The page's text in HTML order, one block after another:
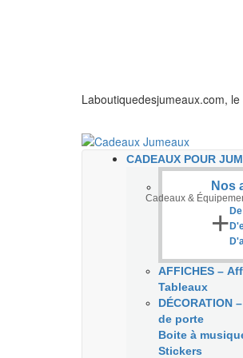
Laboutiquedesjumeaux.com,
Cadeaux &
CADEAUX POUR
Nos
+
AFFICHES –
Tableaux
DÉCORATION –
de porte
Boite à
Stickers